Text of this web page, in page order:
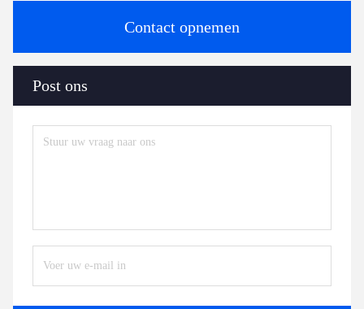
Contact opnemen
Post ons